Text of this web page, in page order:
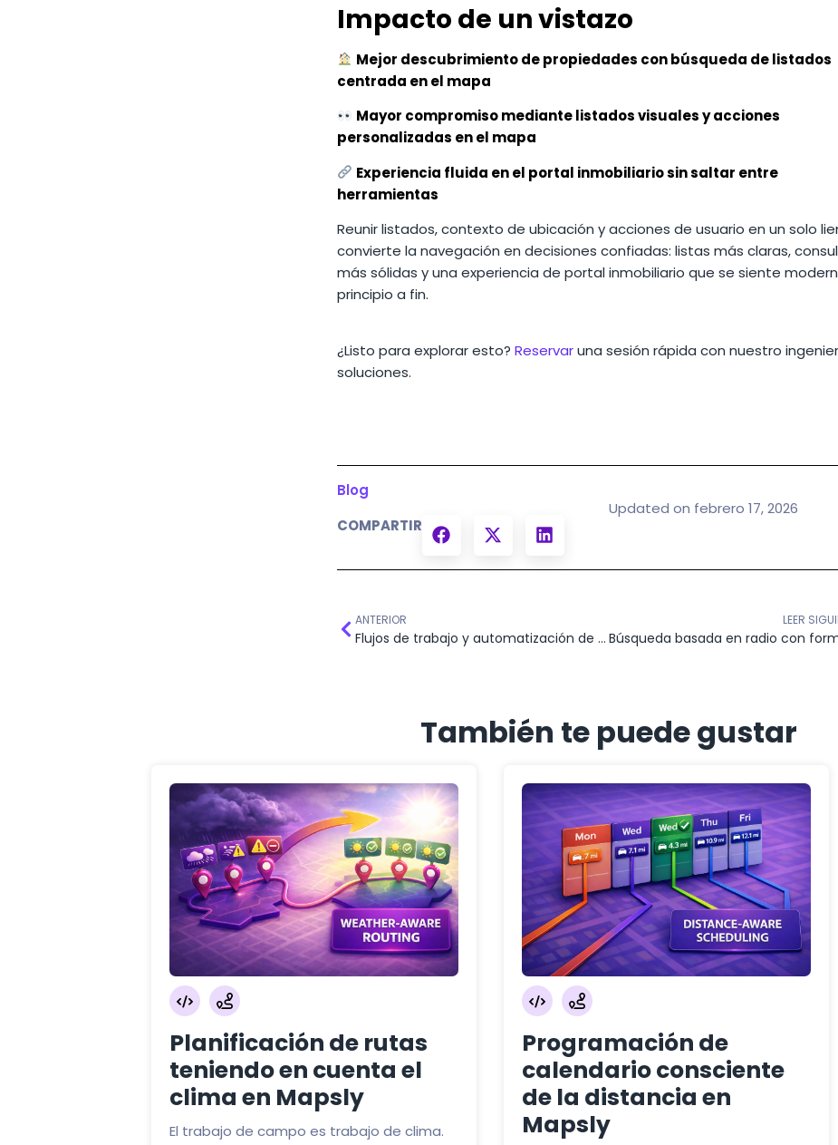
Impacto de un vistazo
Mejor descubrimiento de propiedades con búsqueda de listados
centrada en el mapa
Mayor compromiso mediante listados visuales y acciones
personalizadas en el mapa
Experiencia fluida en el portal inmobiliario sin saltar entre
herramientas
Reunir listados, contexto de ubicación y acciones de usuario en un solo
convierte la navegación en decisiones confiadas: listas más claras,
más sólidas y una experiencia de portal inmobiliario que se siente
principio a fin.
¿Listo para explorar esto? Reservaruna sesión rápida con nuestro
soluciones.
Blog
Updated on febrero 17, 2026
COMPARTIR
ANTERIOR
Flujos de trabajo y automatización de CRM basados en distancia
LEER
También te puede gustar
Planificación de rutas
teniendo en cuenta el
clima en Mapsly
El trabajo de campo es trabajo de clima.
Programación de
calendario consciente
de la distancia en
Mapsly